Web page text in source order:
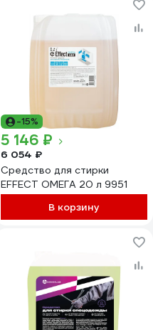
-15%
5 146 ₽
6 054 ₽
Средство для стирки
EFFECT ОМЕГА 20 л 9951
В корзину